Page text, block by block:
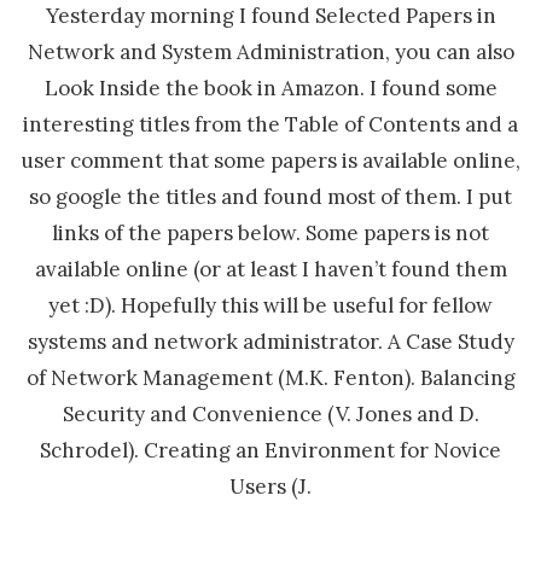
Yesterday morning I found Selected Papers in
Network and System Administration, you can also
Look Inside the book in Amazon. I found some
interesting titles from the Table of Contents and a
user comment that some papers is available online,
so google the titles and found most of them. I put
links of the papers below. Some papers is not
available online (or at least I haven’t found them
yet :D). Hopefully this will be useful for fellow
systems and network administrator. A Case Study
of Network Management (M.K. Fenton). Balancing
Security and Convenience (V. Jones and D.
Schrodel). Creating an Environment for Novice
Users (J.